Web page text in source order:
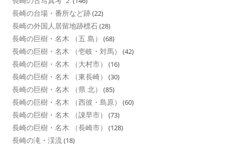
長崎の台場・番所など跡(22)
長崎の外国人居留地跡標石(28)
長崎の巨樹・名木 （五 島） (68)
長崎の巨樹・名木 （壱岐・対馬） (42)
長崎の巨樹・名木 （大村市） (16)
長崎の巨樹・名木 （東長崎） (30)
長崎の巨樹・名木 （県 北） (85)
長崎の巨樹・名木 （西彼・島原） (60)
長崎の巨樹・名木 （諌早市） (73)
長崎の巨樹・名木 （長崎市） (128)
長崎の滝・渓流(18)